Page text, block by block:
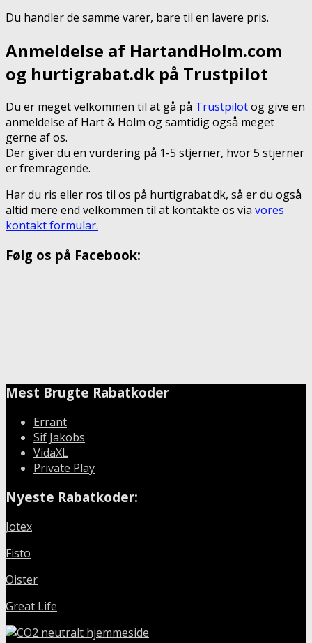
Du handler de samme varer, bare til en lavere pris.
Anmeldelse af HartandHolm.com
og hurtigrabat.dk på Trustpilot
Du er meget velkommen til at gå på Trustpilotog give en
anmeldelse af Hart & Holm og samtidig også meget
gerne af os.
Der giver du en vurdering på 1-5 stjerner, hvor 5 stjerner
er fremragende.
Har du ris eller ros til os på hurtigrabat.dk, så er du også
altid mere end velkommen til at kontakte os via vores
kontakt formular.
Følg os på Facebook:
Mest Brugte Rabatkoder
Errant
Sif Jakobs
VidaXL
Private Play
Nyeste Rabatkoder:
Jotex
Fisto
Oister
Great Life